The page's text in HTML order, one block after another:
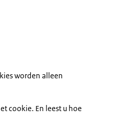
worden alleen
cookie. En leest u hoe